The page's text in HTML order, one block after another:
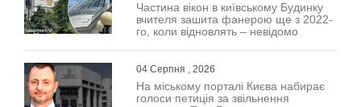
Частина вікон в київському Будинку
вчителя зашита фанерою ще з 2022-
го, коли відновлять – невідомо
04 Серпня , 2026
На міському порталі Києва набирає
голоси петиція за звільнення